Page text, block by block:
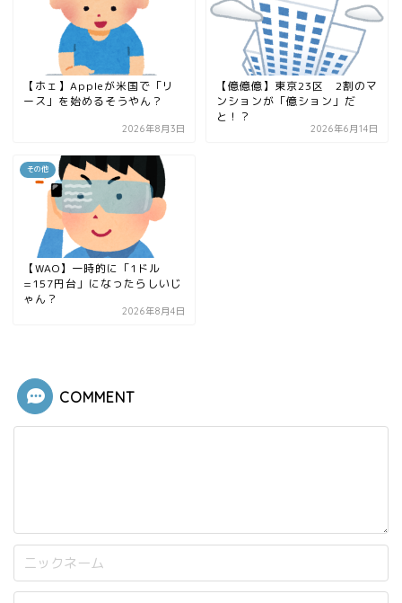
【ホェ】Appleが米国で「リ
ース」を始めるそうやん？
2026年8月3日
【億億億】東京23区 2割のマ
ンションが「億ション」だ
と！？
2026年6月14日
その他
【WAO】一時的に「1ドル
=157円台」になったらしいじ
ゃん？
2026年8月4日
COMMENT